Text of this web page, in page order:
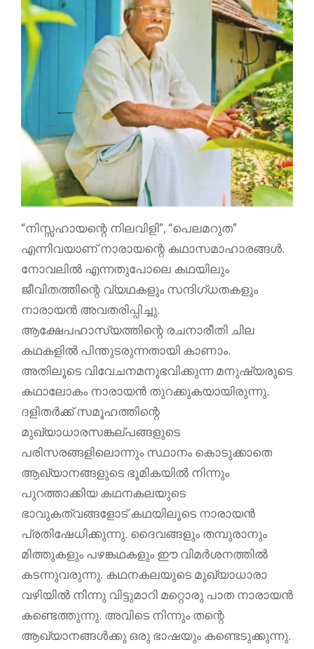
“നിസ്സഹായന്റെ നിലവിളി”, “പെലമറുത”
എന്നിവയാണ് നാരായന്റെ കഥാസമാഹാരങ്ങള്‍.
നോവലില്‍ എന്നതുപോലെ കഥയിലും
ജീവിതത്തിന്റെ വ്യഥകളും സന്ദിഗ്ധതകളും
നാരായന്‍ അവതരിപ്പിച്ചു.
ആക്ഷേപഹാസ്യത്തിന്റെ രചനാരീതി ചില
കഥകളില്‍ പിന്തുടരുന്നതായി കാണാം.
അതിലൂടെ വിവേചനമനുഭവിക്കുന്ന മനുഷ്യരുടെ
കഥാലോകം നാരായന്‍ തുറക്കുകയായിരുന്നു.
ദളിതര്‍ക്ക് സമൂഹത്തിന്റെ
മുഖ്യാധാരസങ്കല്പങ്ങളുടെ
പരിസരങ്ങളിലൊന്നും സ്ഥാനം കൊടുക്കാതെ
ആഖ്യാനങ്ങളുടെ ഭൂമികയില്‍ നിന്നും
പുറത്താക്കിയ കഥനകലയുടെ
ഭാവുകത്വങ്ങളോട് കഥയിലൂടെ നാരായന്‍
പ്രതിഷേധിക്കുന്നു. ദൈവങ്ങളും തമ്പുരാനും
മിത്തുകളും പഴങ്കഥകളും ഈ വിമര്‍ശനത്തില്‍
കടന്നുവരുന്നു. കഥനകലയുടെ മുഖ്യാധാരാ
വഴിയില്‍ നിന്നു വിട്ടുമാറി മറ്റൊരു പാത നാരായന്‍
കണ്ടെത്തുന്നു. അവിടെ നിന്നും തന്റെ
ആഖ്യാനങ്ങള്‍ക്കു ഒരു ഭാഷയും കണ്ടെടുക്കുന്നു.